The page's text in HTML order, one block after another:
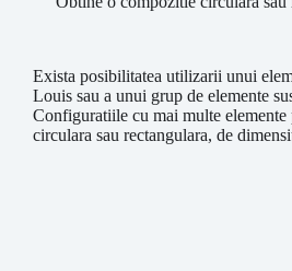
Exista posibilitatea utilizarii unui
Louis sau a unui grup de elemente
Configuratiile cu mai multe elemente
circulara sau rectangulara, de